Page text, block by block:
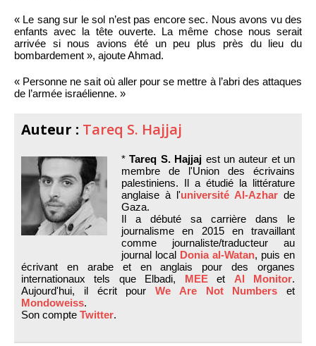
« Le sang sur le sol n’est pas encore sec. Nous avons vu des
enfants avec la tête ouverte. La même chose nous serait
arrivée si nous avions été un peu plus près du lieu du
bombardement », ajoute Ahmad.
« Personne ne sait où aller pour se mettre à l’abri des attaques
de l’armée israélienne. »
Auteur : Tareq S. Hajjaj
*Tareq S. Hajjaj est un auteur et un
membre de l'Union des écrivains
palestiniens. Il a étudié la littérature
anglaise à l'université Al-Azhar de
Gaza.
Il a débuté sa carrière dans le
journalisme en 2015 en travaillant
comme journaliste/traducteur au
journal local Donia al-Watan, puis en
écrivant en arabe et en anglais pour des organes
internationaux tels que Elbadi, MEEet Al Monitor.
Aujourd'hui, il écrit pour We Are Not Numbers et
Mondoweiss.
Son compte Twitter.